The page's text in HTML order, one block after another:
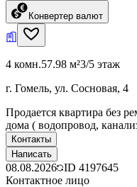
Конвертер валют
4 комн.57.98 м²3/5 этаж
г. Гомель, ул. Сосновая, 4
Продается квартира без
дома ( водопровод,
Контакты
Написать
08.08.2026 ID 4197645
Контактное лицо